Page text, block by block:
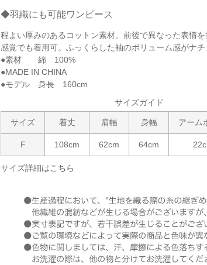
◆羽織にも可能ワンピース
程よい厚みのあるコットン素材。前後で異なった表情
感覚でも着用可。ふっくらした袖のボリューム感がナチ
●素材 綿 100%
●MADE IN CHINA
●モデル 身長 160cm
サイズガイド
サイズ 着丈 肩幅 身幅 アーム
F 108cm 62cm 64cm
サイズ詳細はこちら